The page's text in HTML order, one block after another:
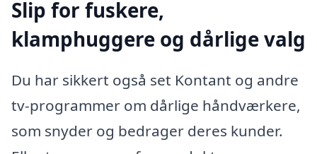
Slip for fuskere,
klamphuggere og dårlige valg
Du har sikkert også set Kontant og andre
tv-programmer om dårlige håndværkere,
som snyder og bedrager deres kunder.